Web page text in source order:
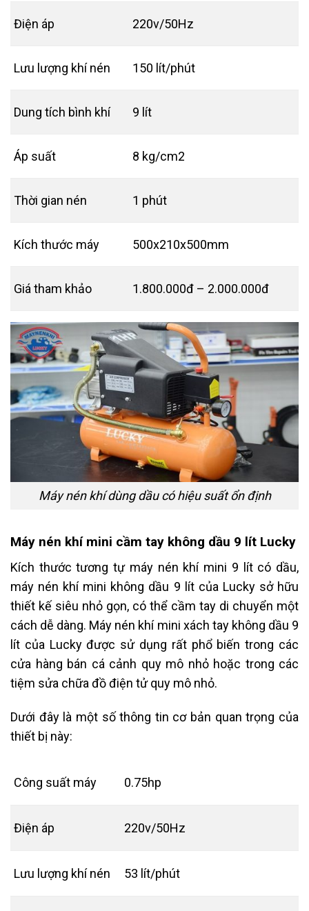
Điện áp 220v/50Hz
Lưu lượng khí nén 150 lít/phút
Dung tích bình khí 9 lít
Áp suất 8 kg/cm2
Thời gian nén 1 phút
Kích thước máy 500x210x500mm
Giá tham khảo 1.800.000đ – 2.000.000đ
Máy nén khí dùng dầu có hiệu suất ổn định
Máy nén khí mini cầm tay không dầu 9 lít Lucky
Kích thước tương tự máy nén khí mini 9 lít có dầu,
máy nén khí mini không dầu 9 lít của Lucky sở hữu
thiết kế siêu nhỏ gọn, có thể cầm tay di chuyển một
cách dễ dàng. Máy nén khí mini xách tay không dầu 9
lít của Lucky được sử dụng rất phổ biến trong các
cửa hàng bán cá cảnh quy mô nhỏ hoặc trong các
tiệm sửa chữa đồ điện tử quy mô nhỏ.
Dưới đây là một số thông tin cơ bản quan trọng của
thiết bị này:
Công suất máy 0.75hp
Điện áp 220v/50Hz
Lưu lượng khí nén 53 lít/phút